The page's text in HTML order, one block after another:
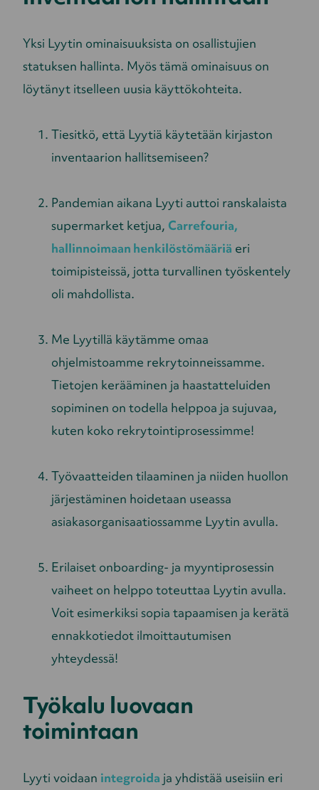
Yksi Lyytin ominaisuuksista on osallistujien
statuksen hallinta. Myös tämä ominaisuus on
löytänyt itselleen uusia käyttökohteita.
Tiesitkö, että Lyytiä käytetään kirjaston
inventaarion hallitsemiseen?
Pandemian aikana Lyyti auttoi ranskalaista
supermarket ketjua, Carrefouria,
hallinnoimaan henkilöstömääriä eri
toimipisteissä, jotta turvallinen työskentely
oli mahdollista.
Me Lyytillä käytämme omaa
ohjelmistoamme rekrytoinneissamme.
Tietojen kerääminen ja haastatteluiden
sopiminen on todella helppoa ja sujuvaa,
kuten koko rekrytointiprosessimme!
Työvaatteiden tilaaminen ja niiden huollon
järjestäminen hoidetaan useassa
asiakasorganisaatiossamme Lyytin avulla.
Erilaiset onboarding- ja myyntiprosessin
vaiheet on helppo toteuttaa Lyytin avulla.
Voit esimerkiksi sopia tapaamisen ja kerätä
ennakkotiedot ilmoittautumisen
yhteydessä!
Työkalu luovaan
toimintaan
Lyyti voidaan integroida ja yhdistää useisiin eri